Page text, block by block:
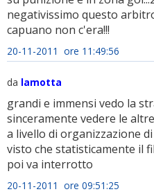
negativissimo questo
capuano non c'era!!!
20-11-2011 ore 11:49:56
da lamotta
grandi e immensi vedo la
sinceramente vedere le
a livello di organizzazione
visto che statisticamente il
poi va interrotto
20-11-2011 ore 09:51:25